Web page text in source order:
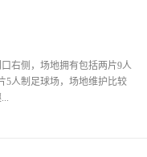
右侧，场地拥有包括两片9人
5人制足球场，场地维护比较